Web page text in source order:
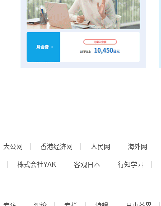
大公网 香港经济网 人民网 海外网
株式会社YAK 客观日本 行知学园